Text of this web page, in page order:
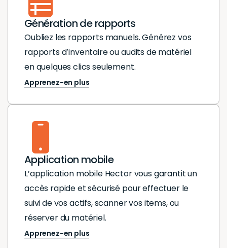
Génération de rapports
Oubliez les rapports manuels. Générez vos
rapports d’inventaire ou audits de matériel
en quelques clics seulement.
Apprenez-en plus
Application mobile
L’application mobile Hector vous garantit un
accès rapide et sécurisé pour effectuer le
suivi de vos actifs, scanner vos items, ou
réserver du matériel.
Apprenez-en plus